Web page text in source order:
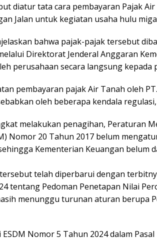
diatur tata cara pembayaran Pajak
Jalan untuk kegiatan usaha hulu
bahwa pajak-pajak tersebut
Direktorat Jenderal Anggaran
perusahaan secara langsung kepada
pembayaran pajak Air Tanah oleh
oleh beberapa kendala
melakukan penagihan, Peraturan
Nomor 20 Tahun 2017 belum
Kementerian Keuangan belum
telah diperbarui dengan
tentang Pedoman Penetapan Nilai
menunggu turunan aturan berupa
Nomor 5 Tahun 2024 dalam Pasal